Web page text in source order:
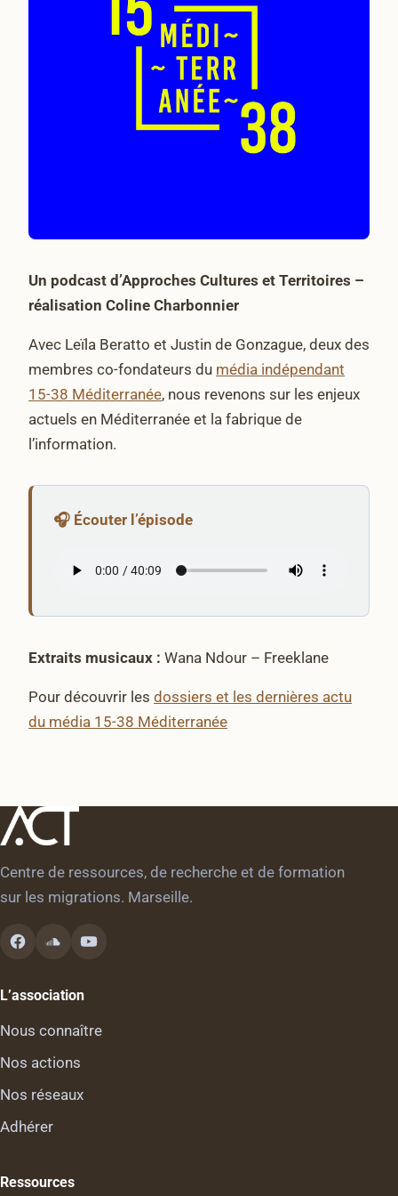
Un podcast d’Approches Cultures et Territoires –
réalisation Coline Charbonnier
Avec Leïla Beratto et Justin de Gonzague, deux des
membres co-fondateurs du média indépendant
15-38 Méditerranée, nous revenons sur les enjeux
actuels en Méditerranée et la fabrique de
l’information.
Extraits musicaux : Wana Ndour – Freeklane
Pour découvrir les dossiers et les dernières actu
du média 15-38 Méditerranée
Centre de ressources, de recherche et de formation
sur les migrations. Marseille.
L’association
Nous connaître
Nos actions
Nos réseaux
Adhérer
Ressources